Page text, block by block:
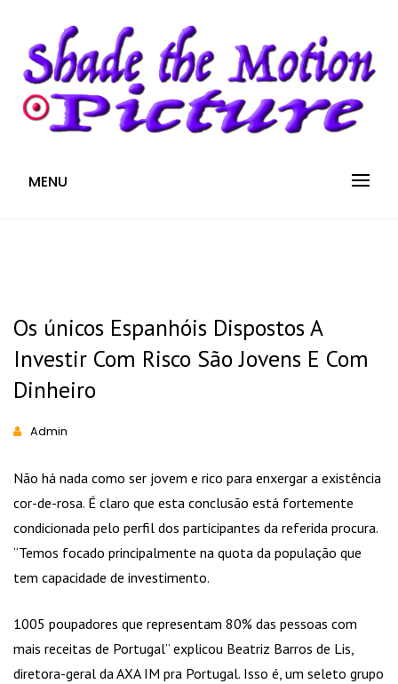
SHADE THE MOTION
MENU
Os únicos Espanhóis Dispostos A
Investir Com Risco São Jovens E Com
Dinheiro
Admin
Não há nada como ser jovem e rico para enxergar a existência
cor-de-rosa. É claro que esta conclusão está fortemente
condicionada pelo perfil dos participantes da referida procura.
“Temos focado principalmente na quota da população que
tem capacidade de investimento.
1005 poupadores que representam 80% das pessoas com
mais receitas de Portugal” explicou Beatriz Barros de Lis,
diretora-geral da AXA IM pra Portugal. Isso é, um seleto grupo